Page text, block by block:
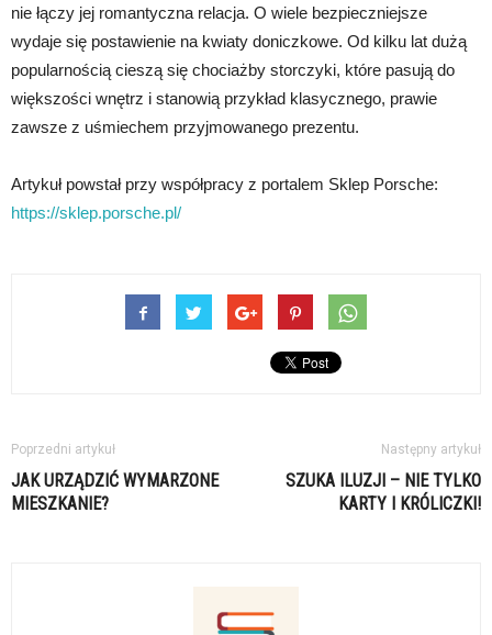
nie łączy jej romantyczna relacja. O wiele bezpieczniejsze
wydaje się postawienie na kwiaty doniczkowe. Od kilku lat dużą
popularnością cieszą się chociażby storczyki, które pasują do
większości wnętrz i stanowią przykład klasycznego, prawie
zawsze z uśmiechem przyjmowanego prezentu.
Artykuł powstał przy współpracy z portalem Sklep Porsche:
https://sklep.porsche.pl/
Poprzedni artykuł
JAK URZĄDZIĆ WYMARZONE
MIESZKANIE?
Następny artykuł
SZUKA ILUZJI – NIE TYLKO
KARTY I KRÓLICZKI!